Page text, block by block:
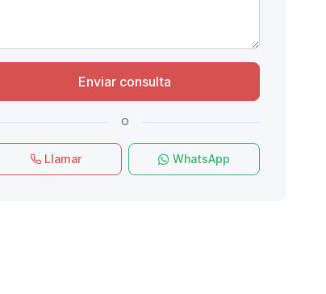
Enviar consulta
o
Llamar WhatsApp